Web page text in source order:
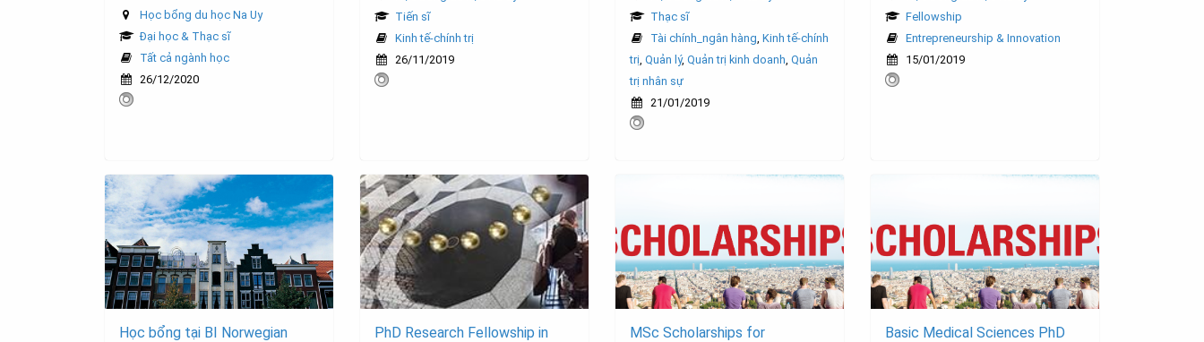
Học bổng du học Na Uy
Đại học & Thạc sĩ
Tất cả ngành học
26/12/2020
Tiến sĩ
Kinh tế-chính trị
26/11/2019
Thạc sĩ
Tài chính_ngân hàng, Kinh tế-chính
trị, Quản lý, Quản trị kinh doanh, Quản
trị nhân sự
21/01/2019
Fellowship
Entrepreneurship & Innovation
15/01/2019
Học bổng tại BI Norwegian
PhD Research Fellowship in
MSc Scholarships for
Basic Medical Sciences PhD